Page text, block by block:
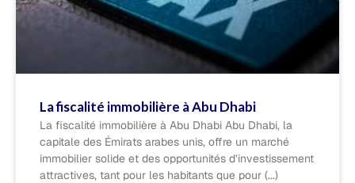
La fiscalité immobilière à Abu Dhabi
La fiscalité immobilière à Abu Dhabi Abu Dhabi, la
capitale des Émirats arabes unis, offre un marché
immobilier solide et des opportunités d’investissement
attractives, tant pour les habitants que pour